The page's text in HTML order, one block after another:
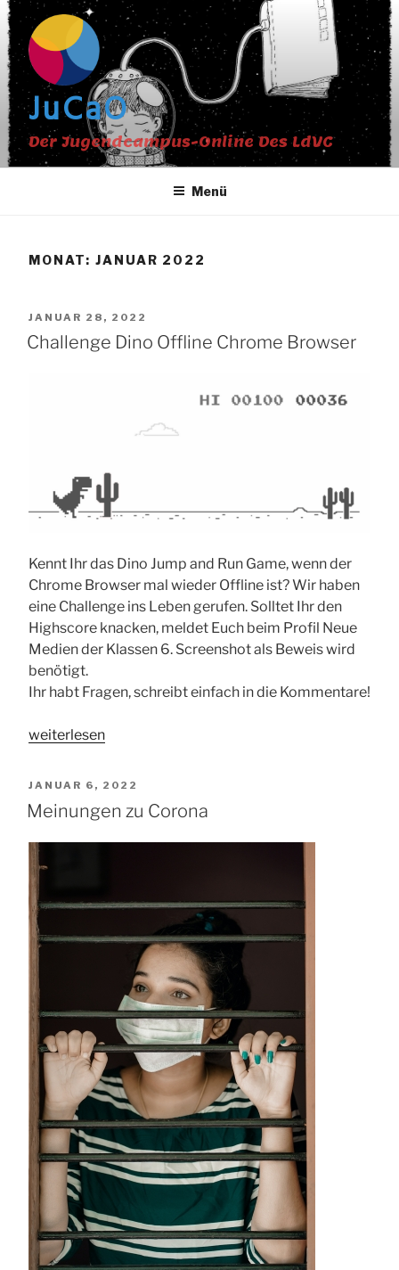
Zum
Inhalt
springen
JuCaO
Der Jugendcampus-Online Des LdVC
Menü
MONAT: JANUAR 2022
VERÖFFENTLICHT
AM
JANUAR 28, 2022
Challenge Dino Offline Chrome Browser
Kennt Ihr das Dino Jump and Run Game, wenn der
Chrome Browser mal wieder Offline ist? Wir haben
eine Challenge ins Leben gerufen. Solltet Ihr den
Highscore knacken, meldet Euch beim Profil Neue
Medien der Klassen 6. Screenshot als Beweis wird
benötigt.
Ihr habt Fragen, schreibt einfach in die Kommentare!
„Challenge
Browser“
weiterlesen
VERÖFFENTLICHT
AM
JANUAR 6, 2022
Meinungen zu Corona